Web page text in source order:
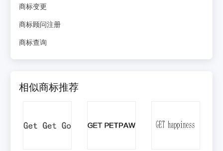
商标变更
商标顾问注册
商标查询
相似商标推荐